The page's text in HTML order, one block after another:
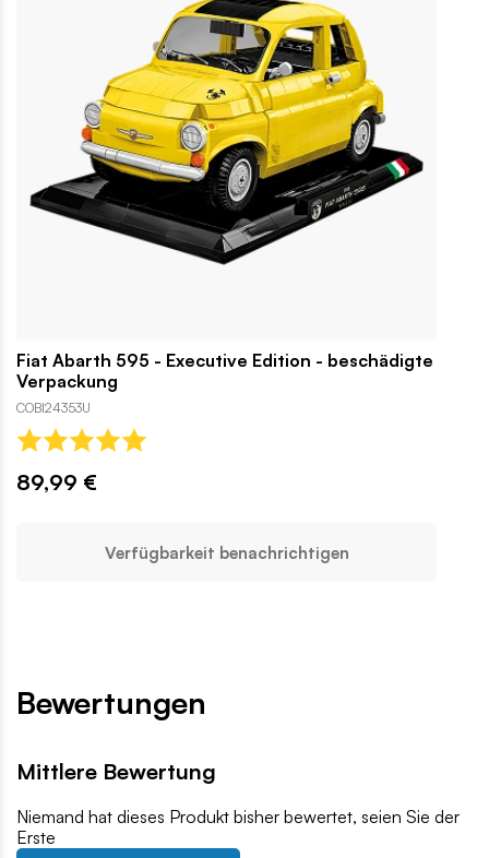
Fiat Abarth 595 - Executive Edition - beschädigte
Verpackung
COBI24353U
89,99 €
Verfügbarkeit benachrichtigen
Bewertungen
Mittlere Bewertung
Niemand hat dieses Produkt bisher bewertet, seien Sie der
Erste